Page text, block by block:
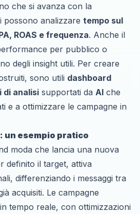
che si avanza con la
possono analizzare tempo sul
ROAS e frequenza. Anche il
per pubblico o
degli insight utili. Per creare
sono utili dashboard
di analisi supportati da AI che
e a ottimizzare le campagne in
un esempio pratico
moda che lancia una nuova
definito il target, attiva
differenziando i messaggi tra
acquisiti. Le campagne
tempo reale, con ottimizzazioni